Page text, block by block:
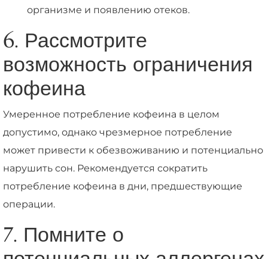
организме и появлению отеков.
6. Рассмотрите
возможность ограничения
кофеина
Умеренное потребление кофеина в целом
допустимо, однако чрезмерное потребление
может привести к обезвоживанию и потенциально
нарушить сон. Рекомендуется сократить
потребление кофеина в дни, предшествующие
операции.
7. Помните о